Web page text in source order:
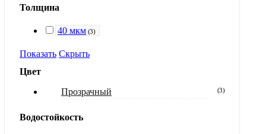
Толщина
40 мкм (3)
Показать Скрыть
Цвет
Прозрачный
(3)
Водостойкость